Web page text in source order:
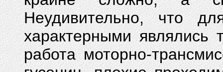
Неудивительно, что
характерными являлись
работа моторно-